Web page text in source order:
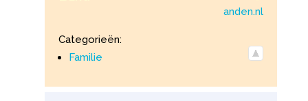
anden.nl
Categorieën:
Familie